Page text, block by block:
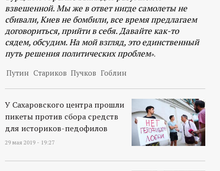
взвешенной. Мы же в ответ нигде самолеты не
сбивали, Киев не бомбили, все время предлагаем
договориться, прийти в себя. Давайте как-то
сядем, обсудим. На мой взгляд, это единственный
путь решения политических проблем».
Путин Стариков Пучков Гоблин
У Сахаровского центра прошли
пикеты против сбора средств
для историков-педофилов
29 мая 2019 - 19:27